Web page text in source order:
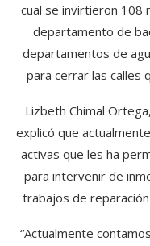
cual se invirtieron 108
departamento de
departamentos de
para cerrar las calles
Lizbeth Chimal
explicó que
activas que les ha
para intervenir de
trabajos de
“Actualmente